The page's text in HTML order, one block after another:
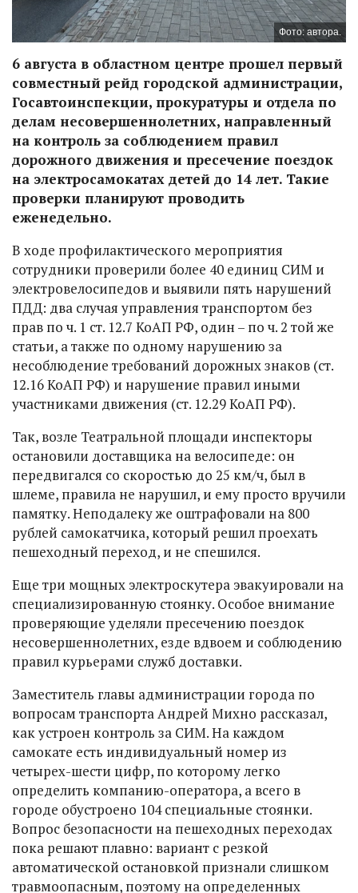
Фото: автора.
6 августа в областном центре прошел первый
совместный рейд городской администрации,
Госавтоинспекции, прокуратуры и отдела по
делам несовершеннолетних, направленный
на контроль за соблюдением правил
дорожного движения и пресечение поездок
на электросамокатах детей до 14 лет. Такие
проверки планируют проводить
еженедельно.
В ходе профилактического мероприятия
сотрудники проверили более 40 единиц СИМ и
электровелосипедов и выявили пять нарушений
ПДД: два случая управления транспортом без
прав по ч. 1 ст. 12.7 КоАП РФ, один – по ч. 2 той же
статьи, а также по одному нарушению за
несоблюдение требований дорожных знаков (ст.
12.16 КоАП РФ) и нарушение правил иными
участниками движения (ст. 12.29 КоАП РФ).
Так, возле Театральной площади инспекторы
остановили доставщика на велосипеде: он
передвигался со скоростью до 25 км/ч, был в
шлеме, правила не нарушил, и ему просто вручили
памятку. Неподалеку же оштрафовали на 800
рублей самокатчика, который решил проехать
пешеходный переход, и не спешился.
Еще три мощных электроскутера эвакуировали на
специализированную стоянку. Особое внимание
проверяющие уделяли пресечению поездок
несовершеннолетних, езде вдвоем и соблюдению
правил курьерами служб доставки.
Заместитель главы администрации города по
вопросам транспорта Андрей Михно рассказал,
как устроен контроль за СИМ. На каждом
самокате есть индивидуальный номер из
четырех-шести цифр, по которому легко
определить компанию-оператора, а всего в
городе обустроено 104 специальные стоянки.
Вопрос безопасности на пешеходных переходах
пока решают плавно: вариант с резкой
автоматической остановкой признали слишком
травмоопасным, поэтому на определенных